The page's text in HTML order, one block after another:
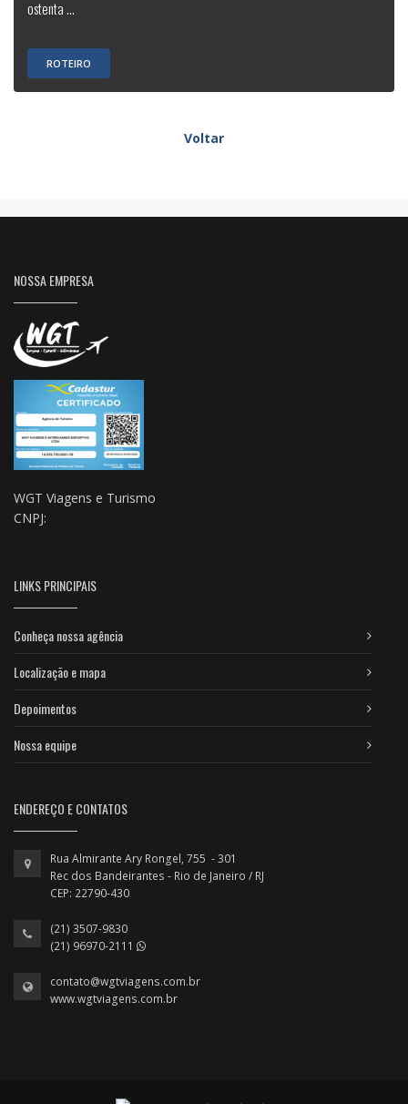
ostenta ...
ROTEIRO
Voltar
NOSSA EMPRESA
WGT Viagens e Turismo
CNPJ:
LINKS PRINCIPAIS
Conheça nossa agência
Localização e mapa
Depoimentos
Nossa equipe
ENDEREÇO E CONTATOS
Rua Almirante Ary Rongel, 755 - 301
Rec dos Bandeirantes - Rio de Janeiro / RJ
CEP: 22790-430
(21) 3507-9830
(21) 96970-2111
contato@wgtviagens.com.br
www.wgtviagens.com.br